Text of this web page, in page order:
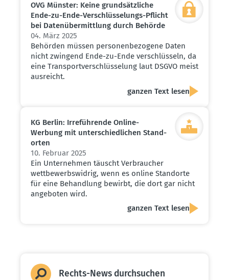
OVG Münster: Keine grund­sätz­liche
Ende-zu-Ende-Verschlüs­se­lungs-Pflicht
bei Daten­über­mittlung durch Behörde
04. März 2025
Behörden müssen personenbezogene Daten
nicht zwingend Ende-zu-Ende verschlüsseln, da
eine Transportverschlüsselung laut DSGVO meist
ausreicht.
ganzen Text lesen
KG Berlin: Irrefüh­rende Online-
Werbung mit unter­schied­lichen Stand­
orten
10. Februar 2025
Ein Unternehmen täuscht Verbraucher
wettbewerbswidrig, wenn es online Standorte
für eine Behandlung bewirbt, die dort gar nicht
angeboten wird.
ganzen Text lesen
Rechts-News durch­suchen